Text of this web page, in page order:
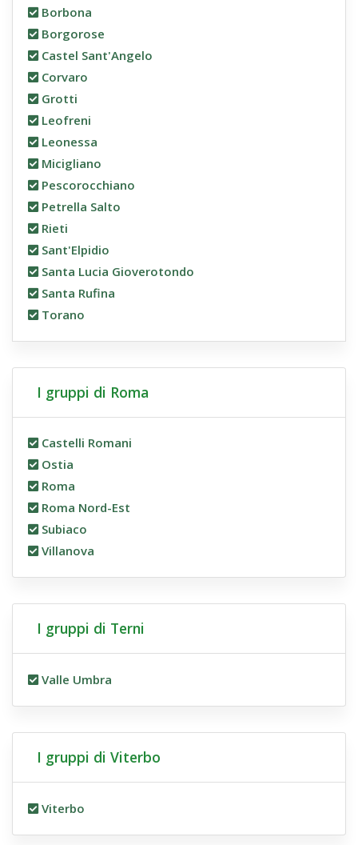
Borbona
Borgorose
Castel Sant'Angelo
Corvaro
Grotti
Leofreni
Leonessa
Micigliano
Pescorocchiano
Petrella Salto
Rieti
Sant'Elpidio
Santa Lucia Gioverotondo
Santa Rufina
Torano
I gruppi di Roma
Castelli Romani
Ostia
Roma
Roma Nord-Est
Subiaco
Villanova
I gruppi di Terni
Valle Umbra
I gruppi di Viterbo
Viterbo